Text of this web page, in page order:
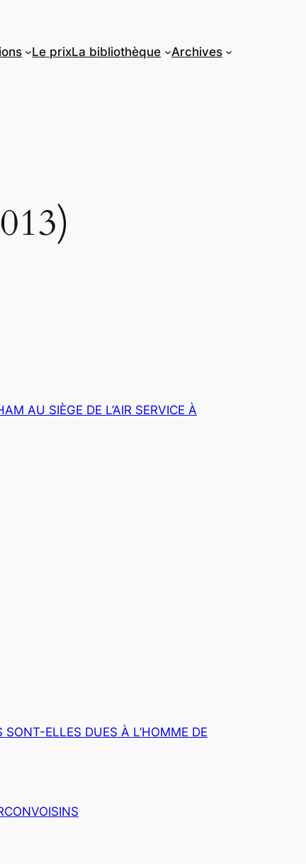
Le prixLa bibliothèque Archives
AU SIÈGE DE L’AIR SERVICE À
ELLES DUES À L’HOMME DE